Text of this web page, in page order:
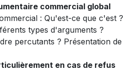
commercial global
: Qu'est-ce que c'est ?
types d'arguments ?
percutants ? Présentation de
en cas de refus